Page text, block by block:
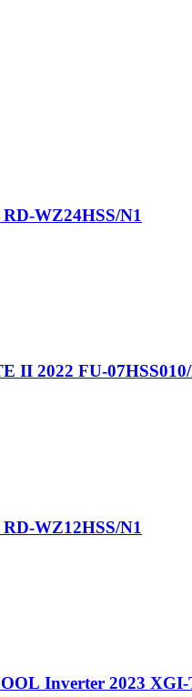
WZ24HSS/N1
II 2022 FU-
WZ12HSS/N1
Inverter 2023